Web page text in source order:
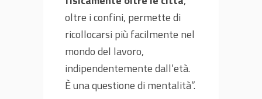
oltre i confini, permette di
ricollocarsi più facilmente nel
mondo del lavoro,
indipendentemente dall’età.
È una questione di mentalità”.